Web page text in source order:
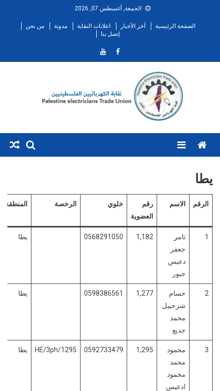
الجمعة, أغسطس 07, 2026
الصفحة الرئيسية آخر الأخبار اعلانات النقابة مدونة
من نحن
إتصل بنا
Menu
يطا
الرقم الاسم
رقم
العضوية
خلوي الرخصة المنطقة
1
تامر
جعفر
دعيس
جبور
1,182
0568291050 يطا
2
حسام
شرحبيل
محمد
جديع
1,277
0598386561 يطا
3
محمود
محمد
محمود
ادعيس
1,295
0592733479
HE/3ph/1295 يطا